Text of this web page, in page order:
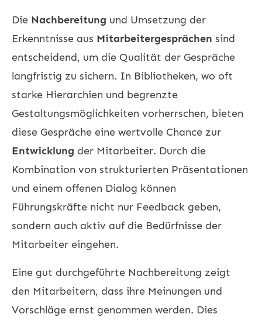
Die Nachbereitung und Umsetzung der
Erkenntnisse aus Mitarbeitergesprächen sind
entscheidend, um die Qualität der Gespräche
langfristig zu sichern. In Bibliotheken, wo oft
starke Hierarchien und begrenzte
Gestaltungsmöglichkeiten vorherrschen, bieten
diese Gespräche eine wertvolle Chance zur
Entwicklung der Mitarbeiter. Durch die
Kombination von strukturierten Präsentationen
und einem offenen Dialog können
Führungskräfte nicht nur Feedback geben,
sondern auch aktiv auf die Bedürfnisse der
Mitarbeiter eingehen.
Eine gut durchgeführte Nachbereitung zeigt
den Mitarbeitern, dass ihre Meinungen und
Vorschläge ernst genommen werden. Dies